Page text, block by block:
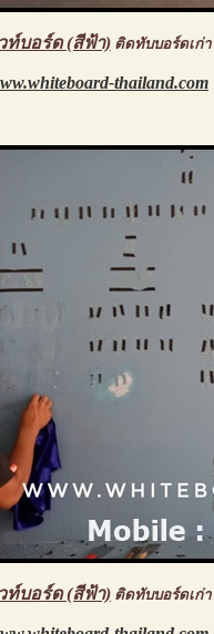
ท์บอร์ด (สีฟ้า) ติดทับบอร์ดเก่า
thailand.com
ท์บอร์ด (สีฟ้า) ติดทับบอร์ดเก่า